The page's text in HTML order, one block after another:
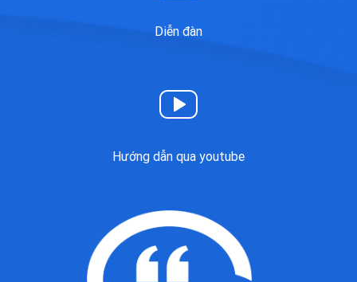
Diễn đàn
Hướng dẫn qua youtube